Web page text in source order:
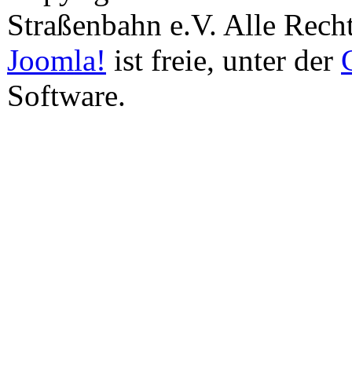
Straßenbahn e.V. Alle
Joomla! ist freie, unter der
Software.